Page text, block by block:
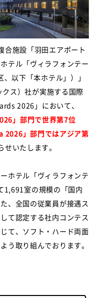
合施設「羽田エアポート
テル「ヴィラフォンテー
以下「本ホテル」）」
クス）社が実施する国際
2026」において、
」部門で世界第7位
」部門ではアジア第
いたします。
ホテル「ヴィラフォンテ
1,691室の規模の「国内
、全国の従業員が接遇ス
て認定する社内コンテス
て、ソフト・ハード両面
う取り組んでおります。